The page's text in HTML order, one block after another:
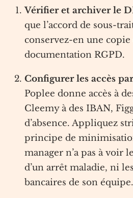
Vérifier et archiver le
que l’accord de sous-
conservez-en une copie
documentation RGPD.
Configurer les accès
Poplee donne accès à
Cleemy à des IBAN,
d’absence. Appliquez
principe de
manager n’a pas à voir
d’un arrêt maladie, ni
bancaires de son équipe.